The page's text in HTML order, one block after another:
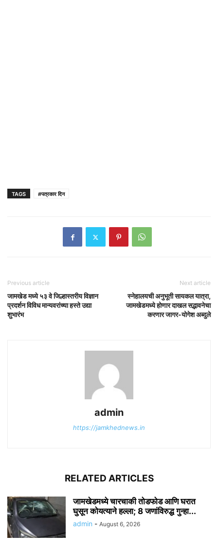
TAGS #पत्रकार दिन
Previous article
जामखेड मध्ये ५३ वे जिल्हास्तरीय विज्ञान
प्रदर्शन विविध मान्यवरांच्या हस्ते उद्या
शुभारंभ
Next article
स्नेहालयची अनुभूती सायकल यात्रा,
जामखेडमध्ये होणार दाखल सद्भावनेचा
करणार जागर-योगेश अब्दुले
admin
https://jamkhednews.in
RELATED ARTICLES
जामखेडमध्ये चारचाकी तोडफोड आणि घरात
घुसून कोयत्याने हल्ला; 8 जणांविरुद्ध गुन्हा...
admin - August 6, 2026